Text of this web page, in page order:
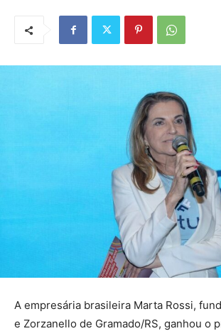
A empresária brasileira Marta Rossi,
e Zorzanello de Gramado/RS, ganhou o